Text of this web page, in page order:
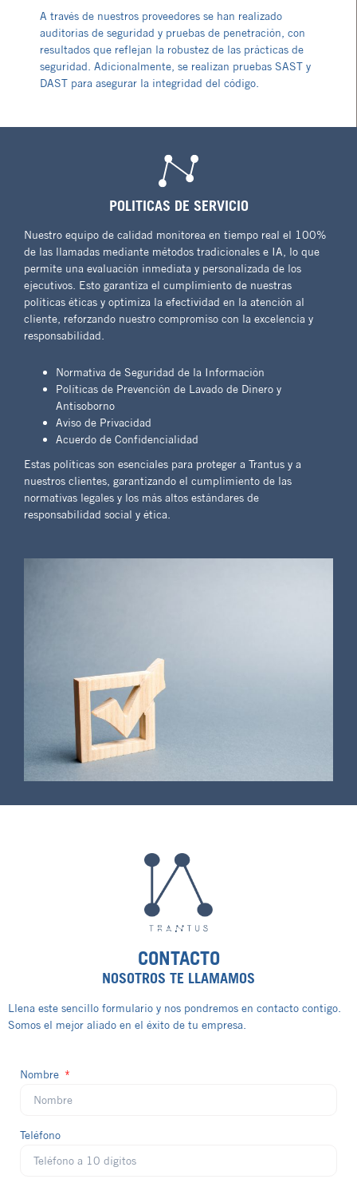
A través de nuestros proveedores se han realizado
auditorias de seguridad y pruebas de penetración, con
resultados que reflejan la robustez de las prácticas de
seguridad. Adicionalmente, se realizan pruebas SAST y
DAST para asegurar la integridad del código.
POLITICAS DE SERVICIO
Nuestro equipo de calidad monitorea en tiempo real el 100%
de las llamadas mediante métodos tradicionales e IA, lo que
permite una evaluación inmediata y personalizada de los
ejecutivos. Esto garantiza el cumplimiento de nuestras
políticas éticas y optimiza la efectividad en la atención al
cliente, reforzando nuestro compromiso con la excelencia y
responsabilidad.
Normativa de Seguridad de la Información
Políticas de Prevención de Lavado de Dinero y
Antisoborno
Aviso de Privacidad
Acuerdo de Confidencialidad
Estas políticas son esenciales para proteger a Trantus y a
nuestros clientes, garantizando el cumplimiento de las
normativas legales y los más altos estándares de
responsabilidad social y ética.
CONTACTO
NOSOTROS TE LLAMAMOS
Llena este sencillo formulario y nos pondremos en contacto contigo.
Somos el mejor aliado en el éxito de tu empresa.
Nombre
Teléfono